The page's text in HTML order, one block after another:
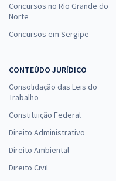
Concursos no Rio Grande do
Norte
Concursos em Sergipe
CONTEÚDO JURÍDICO
Consolidação das Leis do
Trabalho
Constituição Federal
Direito Administrativo
Direito Ambiental
Direito Civil